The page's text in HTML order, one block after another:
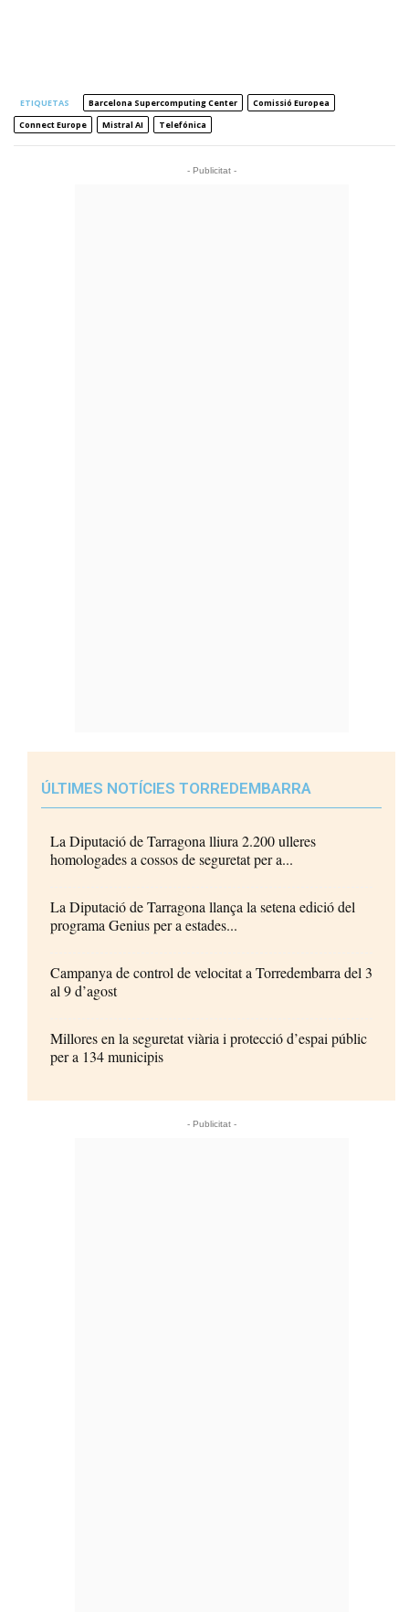
ETIQUETAS Barcelona Supercomputing Center
Comissió Europea
Connect Europe
Mistral AI Telefónica
- Publicitat -
ÚLTIMES NOTÍCIES TORREDEMBARRA
La Diputació de Tarragona lliura 2.200 ulleres
homologades a cossos de seguretat per a...
La Diputació de Tarragona llança la setena edició del
programa Genius per a estades...
Campanya de control de velocitat a Torredembarra del 3
al 9 d’agost
Millores en la seguretat viària i protecció d’espai públic
per a 134 municipis
- Publicitat -